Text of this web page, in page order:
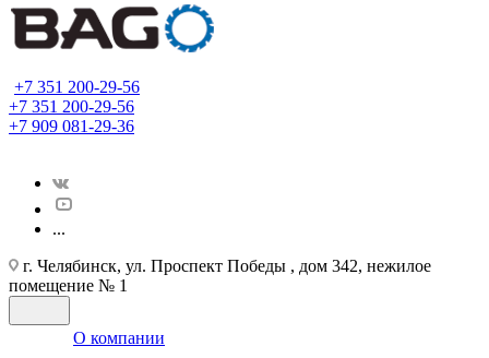
+7 351 200-29-56
+7 351 200-29-56
+7 909 081-29-36
...
г. Челябинск, ул. Проспект Победы , дом 342, нежилое
помещение № 1
О компании